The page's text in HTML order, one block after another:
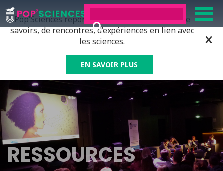
Pop’Sciences répond à tous ceux qui ont soif de
savoirs, de rencontres, d’expériences en lien avec
les sciences.
EN SAVOIR PLUS
RESSOURCES